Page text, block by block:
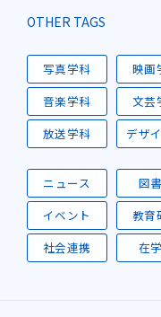
OTHER TAGS
写真学科 映画
音楽学科
文芸
放送学科
デザ
ニュース 図
イベント
教育
社会連携
在